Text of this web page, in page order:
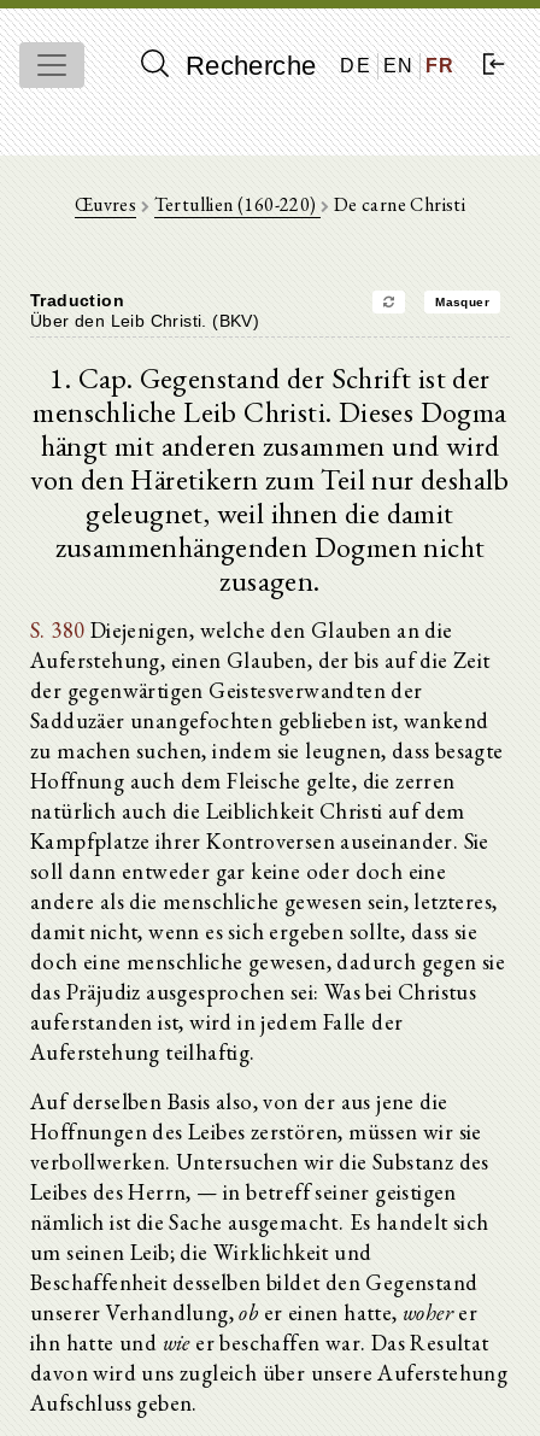
Recherche DE EN FR
Œuvres Tertullien (160-220) De carne Christi
Traduction Masquer
Über den Leib Christi. (BKV)
1. Cap. Gegenstand der Schrift ist der
menschliche Leib Christi. Dieses Dogma
hängt mit anderen zusammen und wird
von den Häretikern zum Teil nur deshalb
geleugnet, weil ihnen die damit
zusammenhängenden Dogmen nicht
zusagen.
S. 380 Diejenigen, welche den Glauben an die
Auferstehung, einen Glauben, der bis auf die Zeit
der gegenwärtigen Geistesverwandten der
Sadduzäer unangefochten geblieben ist, wankend
zu machen suchen, indem sie leugnen, dass besagte
Hoffnung auch dem Fleische gelte, die zerren
natürlich auch die Leiblichkeit Christi auf dem
Kampfplatze ihrer Kontroversen auseinander. Sie
soll dann entweder gar keine oder doch eine
andere als die menschliche gewesen sein, letzteres,
damit nicht, wenn es sich ergeben sollte, dass sie
doch eine menschliche gewesen, dadurch gegen sie
das Präjudiz ausgesprochen sei: Was bei Christus
auferstanden ist, wird in jedem Falle der
Auferstehung teilhaftig.
Auf derselben Basis also, von der aus jene die
Hoffnungen des Leibes zerstören, müssen wir sie
verbollwerken. Untersuchen wir die Substanz des
Leibes des Herrn, — in betreff seiner geistigen
nämlich ist die Sache ausgemacht. Es handelt sich
um seinen Leib; die Wirklichkeit und
Beschaffenheit desselben bildet den Gegenstand
unserer Verhandlung,ob er einen hatte, woherer
ihn hatte und wieer beschaffen war. Das Resultat
davon wird uns zugleich über unsere Auferstehung
Aufschluss geben.